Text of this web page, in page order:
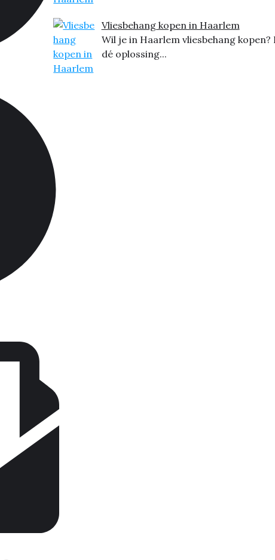
Vliesbehang kopen in Haarlem
Wil je in Haarlem vliesbehang kopen?
dé oplossing...